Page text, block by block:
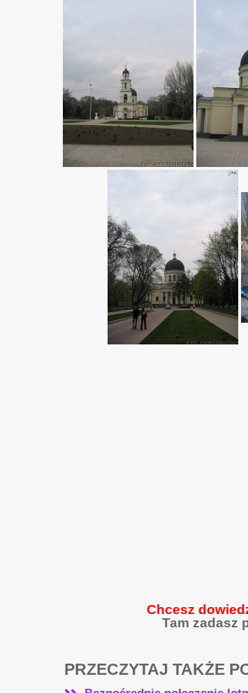
Chcesz
Tam zadasz
PRZECZYTAJ TAKŻE